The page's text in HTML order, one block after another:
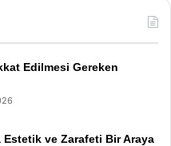
Edilmesi Gereken
ve Zarafeti Bir Araya